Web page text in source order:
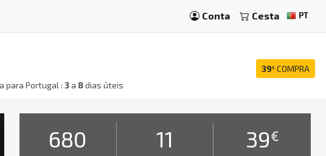
Conta Cesta PT
39€ COMPRA
para Portugal :3a 8dias úteis
680 11 39€